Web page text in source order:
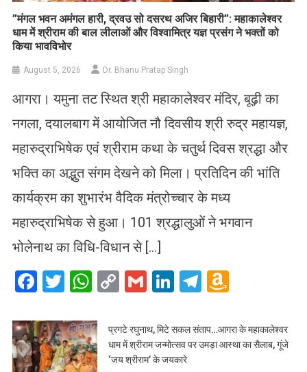
​”मंगल भवन अमंगल हारी, द्रवउ सो दसरथ अजिर बिहारी”: महाकालेश्वर
धाम में श्रीराम की बाल लीलाओं और विश्वामित्र यज्ञ प्रसंग ने भक्तों को
किया भावविभोर
August 5, 2026 Dr. Bhanu Pratap Singh
आगरा। यमुना तट स्थित श्री महाकालेश्वर मंदिर, बूढ़ी का
नगला, दयालबाग में आयोजित नौ दिवसीय श्री रुद्र महायज्ञ,
महारुद्राभिषेक एवं श्रीराम कथा के चतुर्थ दिवस श्रद्धा और
भक्ति का अद्भुत संगम देखने को मिला। प्रतिदिन की भांति
कार्यक्रम का शुभारंभ वैदिक मंत्रोच्चार के मध्य
महारुद्राभिषेक से हुआ। 101 श्रद्धालुओं ने भगवान
भोलेनाथ का विधि-विधान से […]
Facebook
Twitter
WhatsApp
CopyGmailLinkedIn
Telegram
List
प्रगटे रघुनाथ, मिटे सकल संताप…आगरा के महाकालेश्वर
धाम में श्रीराम जन्मोत्सव पर उमड़ा आस्था का सैलाब, गूंजे
‘जय श्रीराम’ के जयकारे